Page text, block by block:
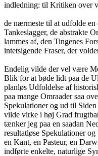
indledning: til Kritiken over
de nærmeste til at udfolde
Tankeslagger, de abstrakte
lammes af, den Tingenes
intetsigende Fraser, der
Endelig vilde der vel være
Blik for at bøde lidt paa de
planløs Udfoldelse af
paa mange Omraader saa
Spekulationer og ud til
vilde virke i høj Grad
tænker jeg paa en saadan
resultatløse Spekulationer
en Kant, en Pasteur, en
indførte enkelte, naturlige